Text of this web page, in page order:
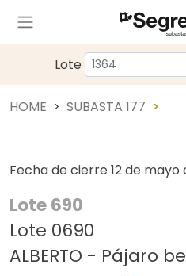
Lote
HOME SUBASTA 177
Fecha de cierre 12 de mayo
Lote 690
Lote 0690
ALBERTO - Pájaro